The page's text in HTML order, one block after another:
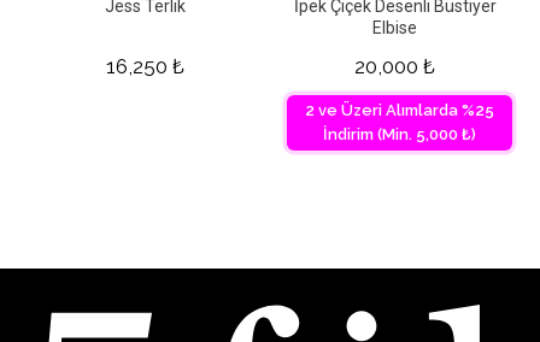
Jess Terlik
16,250 ₺
İpek Çiçek Desenli Büstiyer
Elbise
20,000 ₺
2 ve Üzeri Alımlarda %25
İndirim (Min. 5,000 ₺)